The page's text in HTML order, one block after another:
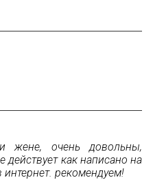
жене, очень довольны,
действует как написано на
интернет. рекомендуем!